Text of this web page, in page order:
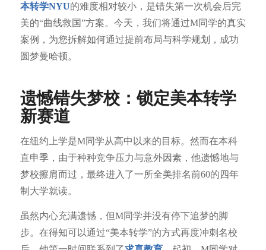
本转学NYU的难度相对较小，是错失第一次机会后完
美的“曲线救国”方案。今天，我们将通过M同学的真实
案例，为您拆解如何通过提前布局与科学规划，成功
圆梦曼哈顿。
遗憾错失梦校：锁定美本转学
新赛道
在纽约上学是M同学从高中以来的目标。然而在本科
直申季，由于种种竞争压力与意外因素，他遗憾地与
梦校擦肩而过，最终进入了一所全美排名前60的四年
制大学就读。
虽然内心充满遗憾，但M同学并没有停下追梦的脚
步。在得知可以通过“美本转学”的方式再度冲刺名校